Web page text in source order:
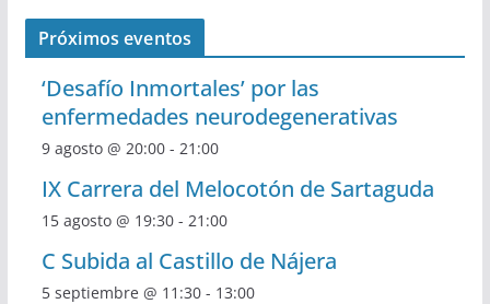
Próximos eventos
‘Desafío Inmortales’ por las
enfermedades neurodegenerativas
9 agosto @ 20:00- 21:00
IX Carrera del Melocotón de Sartaguda
15 agosto @ 19:30- 21:00
C Subida al Castillo de Nájera
5 septiembre @ 11:30- 13:00